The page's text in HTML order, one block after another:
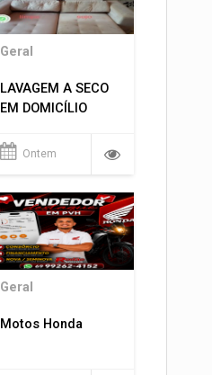
Geral
LAVAGEM A SECO
EM DOMICÍLIO
Ontem
Geral
Motos Honda